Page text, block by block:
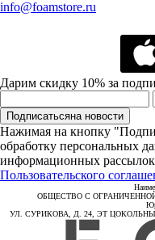
info@foamstore.ru
Дарим скидку 10% за
Подписатьсяна новости
Нажимая на кнопку
обработку персональных
информационных
Пользовательского
ОБЩЕСТВО С
УЛ. СУРИКОВА, Д. 24, ЭТ